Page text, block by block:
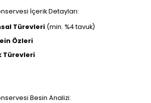
İçerik Detayları:
Türevleri (min. %4 tavuk)
Özleri
Türevleri
Besin Analizi: